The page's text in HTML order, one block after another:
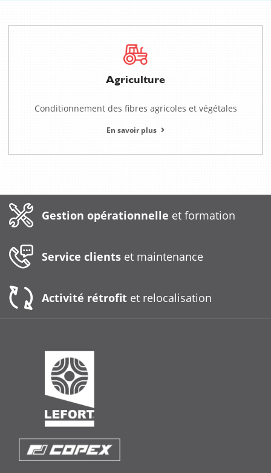
Agriculture
Conditionnement des fibres agricoles et végétales
En savoir plus
Gestion opérationnelle et formation
Service clients et maintenance
Activité rétrofit et relocalisation